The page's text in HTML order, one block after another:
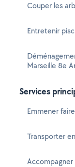
Couper les
Entretenir
Marseille 8e
Services
Emmener
Transporter